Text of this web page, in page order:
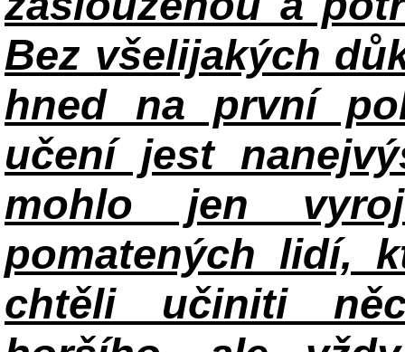
Bez všelijakých
hned na první
učení jest
mohlo jen
pomatených lidí,
chtěli učiniti